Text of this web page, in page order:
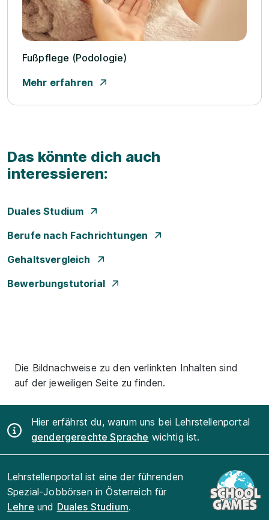
Fußpflege (Podologie)
Mehr erfahren
Das könnte dich auch
interessieren:
Duales Studium
Berufe nach Fachrichtungen
Gehaltsvergleich
Bewerbungstutorial
Die Bildnachweise zu den verlinkten Inhalten sind
auf der jeweiligen Seite zu finden.
Hier erfährst du, warum uns bei Lehrstellenportal
gendergerechte Sprache wichtig ist.
Lehrstellenportal ist eine der führenden
Spezial-Jobbörsen in Österreich für
Lehre und Duales Studium.